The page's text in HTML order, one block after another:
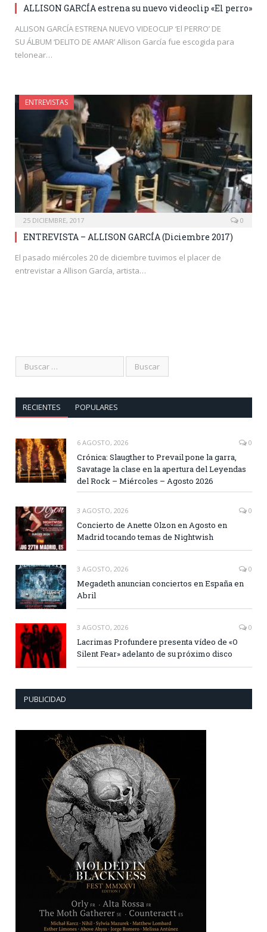
ALLISON GARCÍA estrena su nuevo videoclip «El perro»
ALLISON GARCÍA ESTRENA NUEVO VIDEOCLIP ‘El PERRO’ DE
SU ÁLBUM ‘DELITO DE AMAR’ Allison García fue escogida para
telonear…
ENTREVISTAS
25 DICIEMBRE, 2017 0
ENTREVISTA – ALLISON GARCÍA (Diciembre 2017)
El pasado miércoles 20 de diciembre tuvimos el placer de
entrevistar a Allison García, artista…
RECIENTES POPULARES
6 AGOSTO, 2026 0
Crónica: Slaugther to Prevail pone la garra,
Savatage la clase en la apertura del Leyendas
del Rock – Miércoles – Agosto 2026
3 AGOSTO, 2026 0
Concierto de Anette Olzon en Agosto en
Madrid tocando temas de Nightwish
3 AGOSTO, 2026 0
Megadeth anuncian conciertos en España en
Abril
3 AGOSTO, 2026 0
Lacrimas Profundere presenta vídeo de «O
Silent Fear» adelanto de su próximo disco
PUBLICIDAD